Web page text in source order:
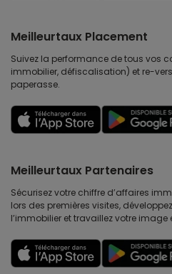
Meilleurtaux Placement
Suivez la performance de tous vos
immobilier, défiscalisation) et re-
paperasse.
Meilleurtaux Partenaires
Sécurisez votre chiffre d’affaires
lors des premières visites,
l’immobilier et travaillez votre image